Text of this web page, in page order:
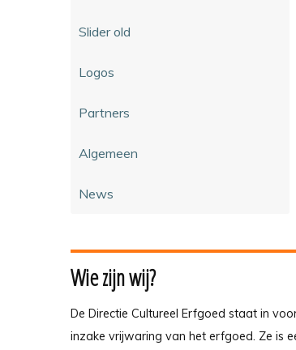
Slider old
Logos
Partners
Algemeen
News
Wie zijn wij?
De Directie Cultureel Erfgoed staat in
inzake vrijwaring van het erfgoed. Ze is